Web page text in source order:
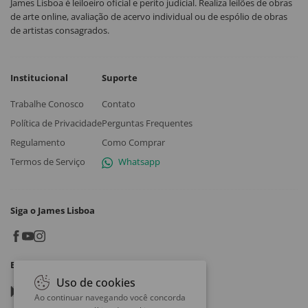
James Lisboa é leiloeiro oficial e perito judicial. Realiza leilões de obras
de arte online, avaliação de acervo individual ou de espólio de obras
de artistas consagrados.
Institucional
Trabalhe Conosco
Política de Privacidade
Regulamento
Termos de Serviço
Suporte
Contato
Perguntas Frequentes
Como Comprar
Whatsapp
Siga o James Lisboa
Baixe o App
Google play
Uso de cookies
Ao continuar navegando você concorda